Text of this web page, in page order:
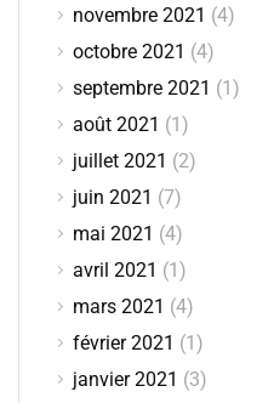
novembre 2021 (4)
octobre 2021 (4)
septembre 2021 (1)
août 2021 (1)
juillet 2021 (2)
juin 2021 (7)
mai 2021 (4)
avril 2021 (1)
mars 2021 (4)
février 2021 (1)
janvier 2021 (3)